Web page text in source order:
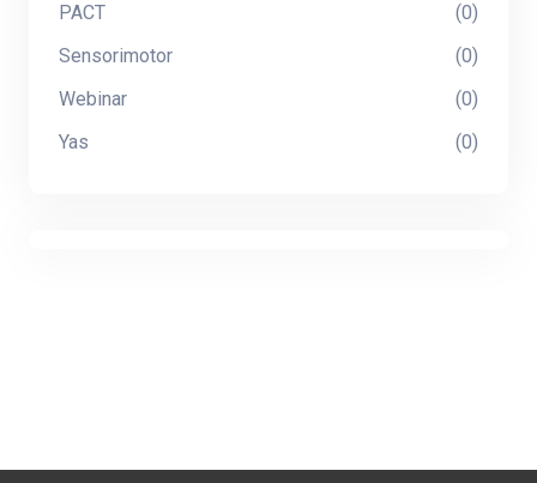
PACT
(0)
Sensorimotor
(0)
Webinar
(0)
Yas
(0)